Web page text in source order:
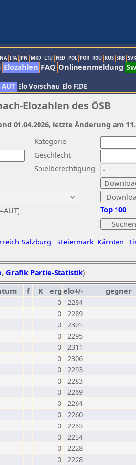
ITA JPN MKD LTU NED POL POR ROU RUS SRB SVK
Elozahlen FAQ Onlineanmeldung
AUT Elo Vorschau Elo FIDE
Elozahlen des ÖSB
Kategorie
Geschlecht
Spielberechtigung
Salzburg Steiermark Kärnten
Top 100
01.04.2026, letzte Änderung am
, Grafik Partie-Statistik)
f K erg elo+/- gegner
0 2284
0 2289
0 2301
0 2295
0 2311
0 2306
0 2293
0 2283
0 2269
0 2264
0 2260
0 2235
0 2234
0 2228
0 2228